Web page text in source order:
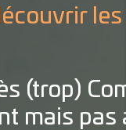
(trop)
mais pas